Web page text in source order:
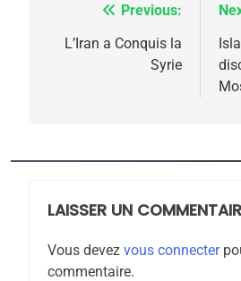
Navigation
de
Previous:
L’Iran a Conquis la
Syrie
LAISSER UN
Vous devez vous connecter
commentaire.
MA
Zrihen-
ISRAÉL JUDAISME
JUDAISME
8
Tafraout,